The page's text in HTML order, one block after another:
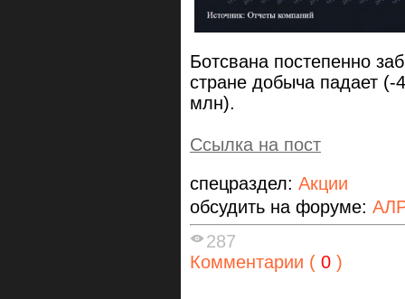
Ботсвана постепенно
стране добыча падает (-
млн).
Ссылка на пост
спецраздел: Акции
обсудить на форуме:
287
Комментарии ( 0 )